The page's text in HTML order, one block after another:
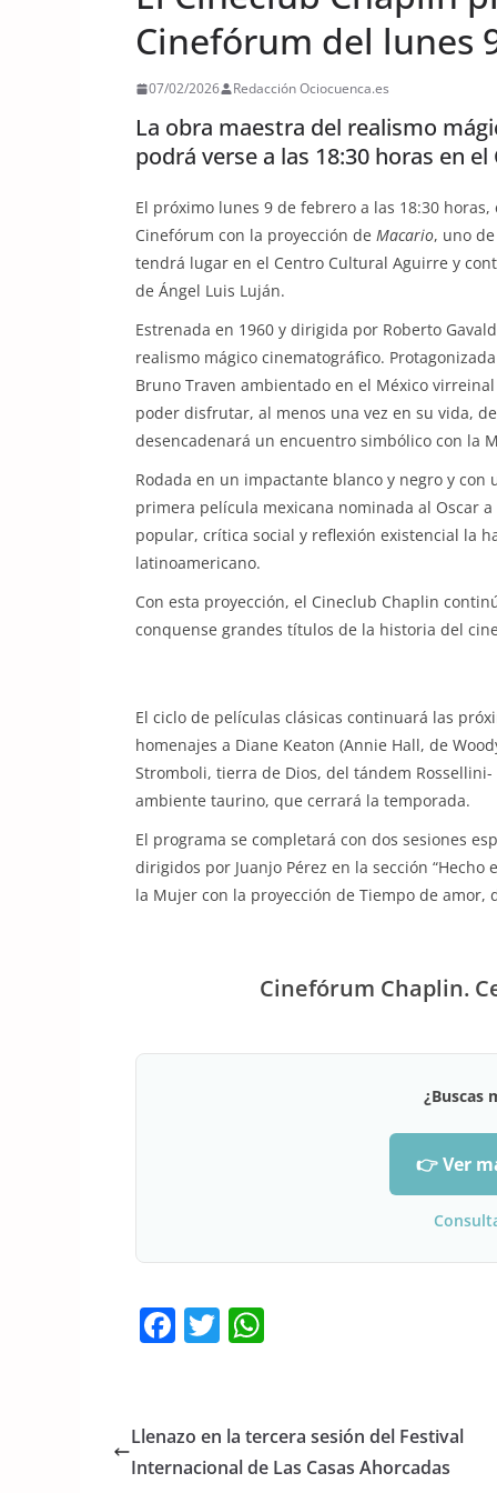
Cinefórum del lunes
07/02/2026 Redacción Ociocuenca.es
La obra maestra del realismo
podrá verse a las 18:30 horas en
El próximo lunes 9 de febrero a las 18:30
Cinefórum con la proyección de Macario, uno
tendrá lugar en el Centro Cultural Aguirre y
de Ángel Luis Luján.
Estrenada en 1960 y dirigida por Roberto
realismo mágico cinematográfico.
Bruno Traven ambientado en el México
poder disfrutar, al menos una vez en su vida,
desencadenará un encuentro simbólico con la
Rodada en un impactante blanco y negro y
primera película mexicana nominada al Oscar
popular, crítica social y reflexión existencial la
latinoamericano.
Con esta proyección, el Cineclub Chaplin
conquense grandes títulos de la historia del
El ciclo de películas clásicas continuará las
homenajes a Diane Keaton (Annie Hall, de
Stromboli, tierra de Dios, del tándem
ambiente taurino, que cerrará la temporada.
El programa se completará con dos sesiones
dirigidos por Juanjo Pérez en la sección
la Mujer con la proyección de Tiempo de amor,
Cinefórum Chaplin.
¿Buscas
👉 Ver
F
e
b
T
er s
A
Llenazo en la tercera sesión del Festival
Internacional de Las Casas Ahorcadas